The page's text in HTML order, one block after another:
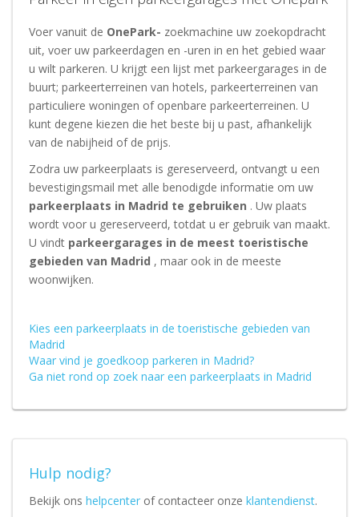
Voer vanuit de OnePark- zoekmachine uw zoekopdracht
uit, voer uw parkeerdagen en -uren in en het gebied waar
u wilt parkeren. U krijgt een lijst met parkeergarages in de
buurt; parkeerterreinen van hotels, parkeerterreinen van
particuliere woningen of openbare parkeerterreinen. U
kunt degene kiezen die het beste bij u past, afhankelijk
van de nabijheid of de prijs.
Zodra uw parkeerplaats is gereserveerd, ontvangt u een
bevestigingsmail met alle benodigde informatie om uw
parkeerplaats in Madrid te gebruiken . Uw plaats
wordt voor u gereserveerd, totdat u er gebruik van maakt.
U vindt parkeergarages in de meest toeristische
gebieden van Madrid , maar ook in de meeste
woonwijken.
Kies een parkeerplaats in de toeristische gebieden van
Madrid
Waar vind je goedkoop parkeren in Madrid?
Ga niet rond op zoek naar een parkeerplaats in Madrid
Hulp nodig?
Bekijk ons helpcenter of contacteer onze klantendienst.